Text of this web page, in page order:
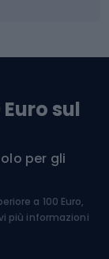
sul
per gli
a 100 Euro,
più informazioni